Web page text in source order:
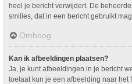
heel je bericht verwijdert. De
smilies, dat in een bericht gebruikt
Omhoog
Kan ik afbeeldingen plaatsen?
Ja, je kunt afbeeldingen in je bericht
toelaat kun je een afbeelding naar het